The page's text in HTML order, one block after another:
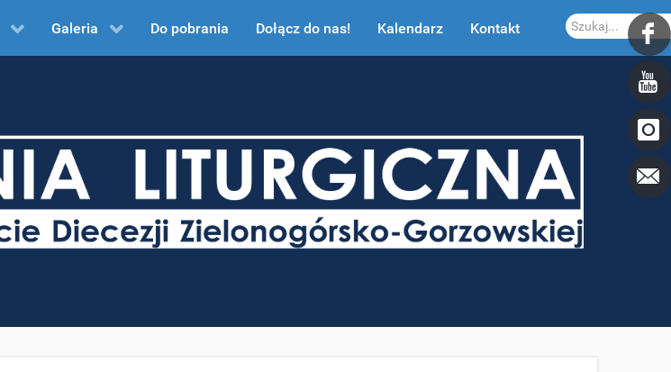
Galeria Do pobrania Dołącz do nas! Kalendarz Kontakt Szukaj...